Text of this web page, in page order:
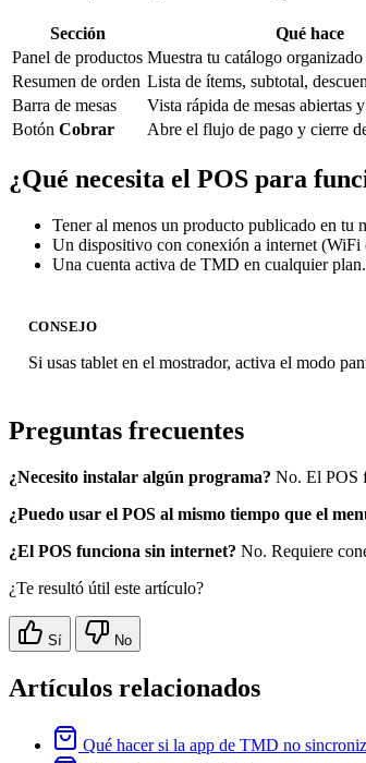
Sección
Qué hace
Panel de productos Muestra tu catálogo
Resumen de orden Lista de ítems, subtotal,
Barra de mesas
Vista rápida de mesas abiertas
Botón Cobrar Abre el flujo de pago y cierre
¿Qué necesita el POS para
Tener al menos un producto publicado en tu
Un dispositivo con conexión a internet (WiFi
Una cuenta activa de TMD en cualquier plan.
CONSEJO
Si usas tablet en el mostrador, activa el modo
Preguntas frecuentes
¿Necesito instalar algún programa? No. El POS
¿Puedo usar el POS al mismo tiempo que el
¿El POS funciona sin internet? No. Requiere
¿Te resultó útil este artículo?
Sí No
Artículos relacionados
Qué hacer si la app de TMD no